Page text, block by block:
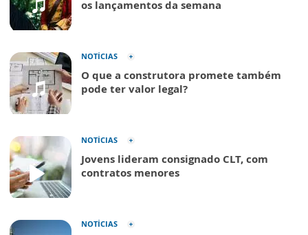
os lançamentos da semana
NOTÍCIAS
O que a construtora promete também
pode ter valor legal?
NOTÍCIAS
Jovens lideram consignado CLT, com
contratos menores
NOTÍCIAS